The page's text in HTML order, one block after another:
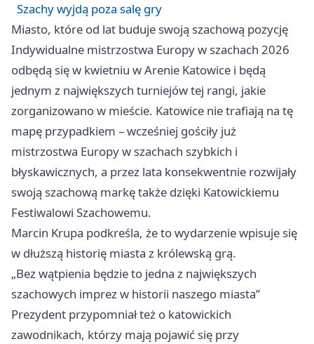
Szachy wyjdą poza salę gry
Miasto, które od lat buduje swoją szachową pozycję
Indywidualne mistrzostwa Europy w szachach 2026
odbędą się w kwietniu w Arenie Katowice i będą
jednym z największych turniejów tej rangi, jakie
zorganizowano w mieście. Katowice nie trafiają na tę
mapę przypadkiem – wcześniej gościły już
mistrzostwa Europy w szachach szybkich i
błyskawicznych, a przez lata konsekwentnie rozwijały
swoją szachową markę także dzięki Katowickiemu
Festiwalowi Szachowemu.
Marcin Krupa podkreśla, że to wydarzenie wpisuje się
w dłuższą historię miasta z królewską grą.
„Bez wątpienia będzie to jedna z największych
szachowych imprez w historii naszego miasta”
Prezydent przypomniał też o katowickich
zawodnikach, którzy mają pojawić się przy